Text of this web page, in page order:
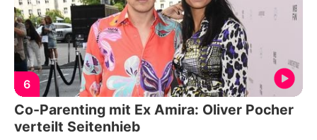
6
Co-Parenting mit Ex Amira: Oliver Pocher
verteilt Seitenhieb